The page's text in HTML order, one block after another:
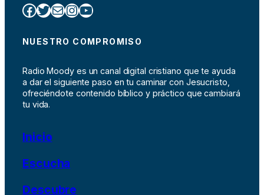
Facebook Twitter Correo electrónico InstagramYouTube
NUESTRO COMPROMISO
Radio Moody es un canal digital cristiano que te ayuda
a dar el siguiente paso en tu caminar con Jesucristo,
ofreciéndote contenido bíblico y práctico que cambiará
tu vida.
Inicio
Escucha
Descubre